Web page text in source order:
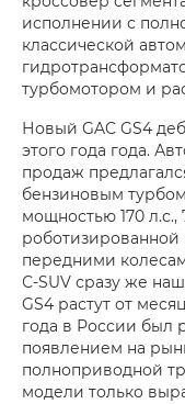
исполнении с
классической
турбомотором и
Новый GAC GS4
этого года года.
продаж
бензиновым
мощностью 170 л.с.,
передними
С-SUV сразу же
GS4 растут от
года в России был
появлением на
полноприводной
модели только